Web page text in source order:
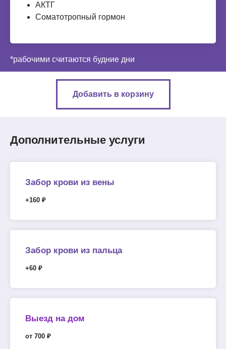
АКТГ
Соматотропный гормон
*рабочими считаются будние дни
Добавить в корзину
Дополнительные услуги
Забор крови из вены
+160 ₽
Забор крови из пальца
+60 ₽
Выезд на дом
от 700 ₽